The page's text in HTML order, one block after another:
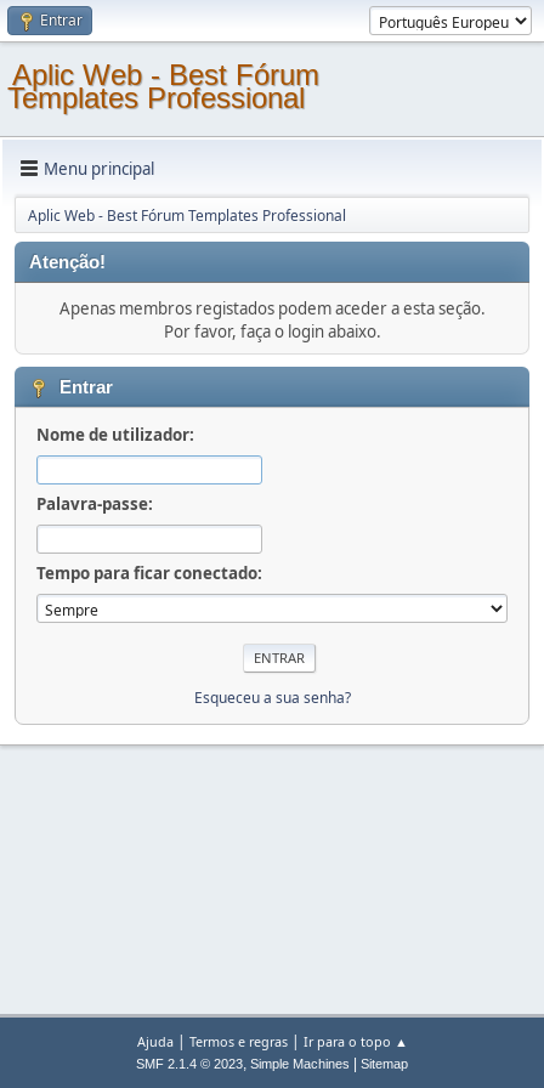
Entrar
Aplic Web - Best Fórum
Templates Professional
Menu principal
Aplic Web - Best Fórum Templates Professional
Atenção!
Apenas membros registados podem aceder a esta seção.
Por favor, faça o login abaixo.
Entrar
Nome de utilizador:
Palavra-passe:
Tempo para ficar conectado:
Esqueceu a sua senha?
Ajuda| Termos e regras| Ir para o topo ▲
SMF 2.1.4 © 2023, Simple Machines Sitemap